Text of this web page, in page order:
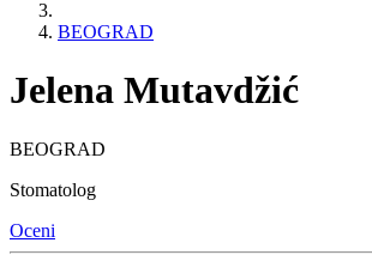
BEOGRAD
Jelena Mutavdžić
BEOGRAD
Stomatolog
Oceni